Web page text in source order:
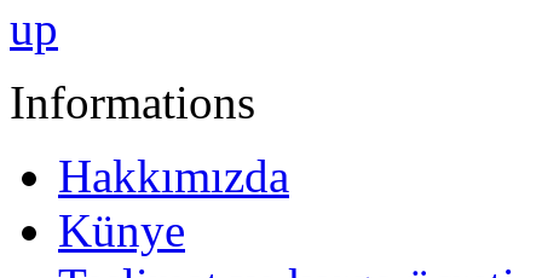
up
Informations
Hakkımızda
Künye